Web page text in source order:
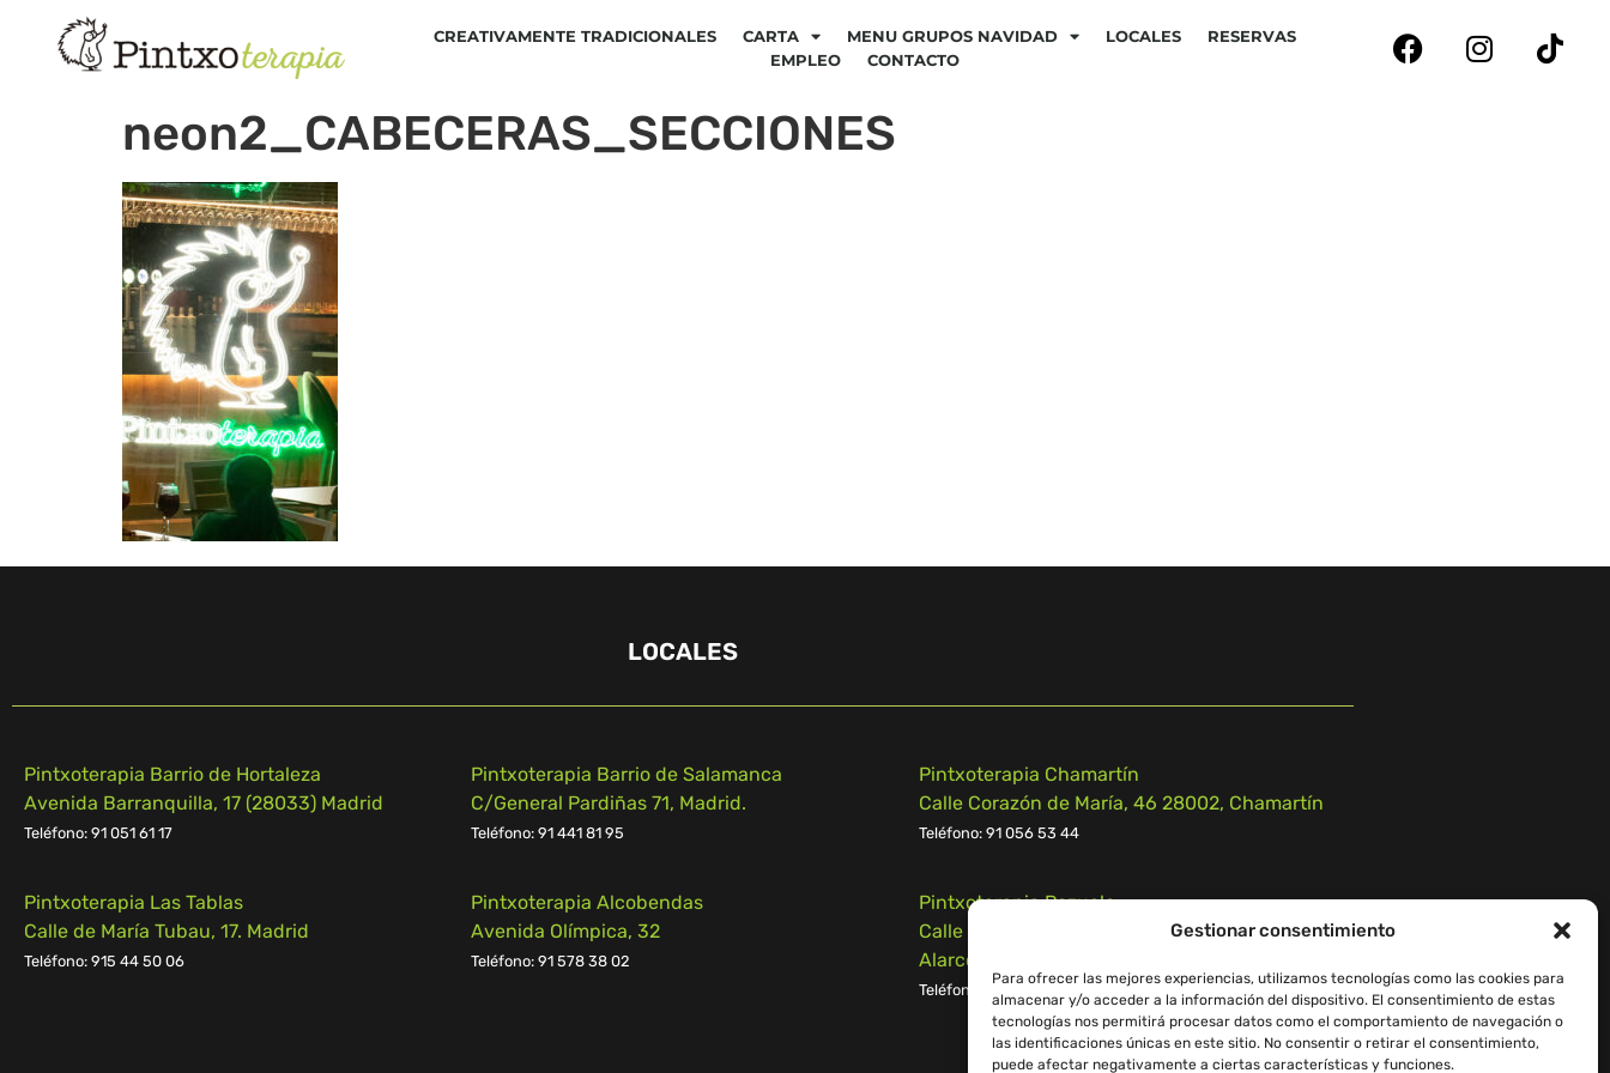
Gestionar consentimiento
Para ofrecer las mejores experiencias, utilizamos tecnologías como las cookies para
almacenar y/o acceder a la información del dispositivo. El consentimiento de estas
tecnologías nos permitirá procesar datos como el comportamiento de navegación o
las identificaciones únicas en este sitio. No consentir o retirar el consentimiento,
puede afectar negativamente a ciertas características y funciones.
CREATIVAMENTE TRADICIONALES CARTA MENU GRUPOS NAVIDAD LOCALES
RESERVAS
EMPLEO
CONTACTO
neon2_CABECERAS_SECCIONES
LOCALES
Pintxoterapia Barrio de Hortaleza
Avenida Barranquilla, 17 (28033) Madrid
Teléfono: 91 051 61 17
Pintxoterapia Barrio de Salamanca
C/General Pardiñas 71, Madrid.
Teléfono: 91 441 81 95
Pintxoterapia Chamartín
Calle Corazón de María, 46 28002, Chamartín
Teléfono: 91 056 53 44
Pintxoterapia Las Tablas
Calle de María Tubau, 17. Madrid
Teléfono: 915 44 50 06
Pintxoterapia Alcobendas
Avenida Olímpica, 32
Teléfono: 91 578 38 02
Pintxoterapia Pozuelo
Calle Campomanes n.º 55, 28223, Pozuelo de
Alarcón
Teléfono: